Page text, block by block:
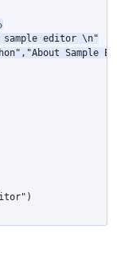
editor \n"
Sample